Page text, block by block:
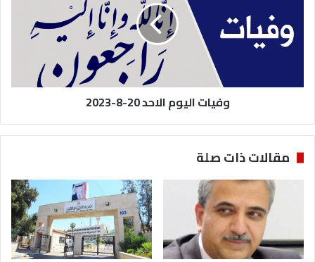
2023
وفيات اليوم الاحد 20-8-2023
مقالات ذات صلة